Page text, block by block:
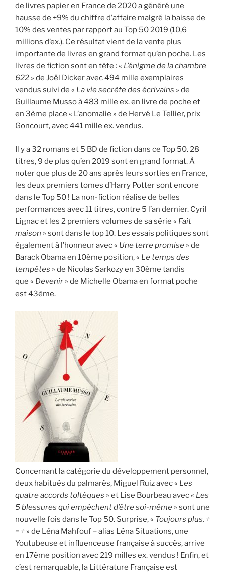
de livres papier en France de 2020 a généré une
hausse de +9% du chiffre d’affaire malgré la baisse de
10% des ventes par rapport au Top 50 2019 (10,6
millions d’ex.). Ce résultat vient de la vente plus
importante de livres en grand format qu’en poche. Les
livres de fiction sont en tête : « L’énigme de la chambre
622 » de Joël Dicker avec 494 mille exemplaires
vendus suivi de « La vie secrète des écrivains » de
Guillaume Musso à 483 mille ex. en livre de poche et
en 3ème place « L’anomalie » de Hervé Le Tellier, prix
Goncourt, avec 441 mille ex. vendus.
Il y a 32 romans et 5 BD de fiction dans ce Top 50. 28
titres, 9 de plus qu’en 2019 sont en grand format. À
noter que plus de 20 ans après leurs sorties en France,
les deux premiers tomes d’Harry Potter sont encore
dans le Top 50 ! La non-fiction réalise de belles
performances avec 11 titres, contre 5 l’an dernier. Cyril
Lignac et les 2 premiers volumes de sa série « Fait
maison » sont dans le top 10. Les essais politiques sont
également à l’honneur avec « Une terre promise » de
Barack Obama en 10ème position, « Le temps des
tempêtes » de Nicolas Sarkozy en 30ème tandis
que « Devenir » de Michelle Obama en format poche
est 43ème.
Concernant la catégorie du développement personnel,
deux habitués du palmarès, Miguel Ruiz avec « Les
quatre accords toltèques » et Lise Bourbeau avec « Les
5 blessures qui empêchent d’être soi-même » sont une
nouvelle fois dans le Top 50. Surprise, « Toujours plus, +
= + » de Léna Mahfouf – alias Léna Situations, une
Youtubeuse et influenceuse française à succès, arrive
en 17ème position avec 219 milles ex. vendus ! Enfin, et
c’est remarquable, la Littérature Française est